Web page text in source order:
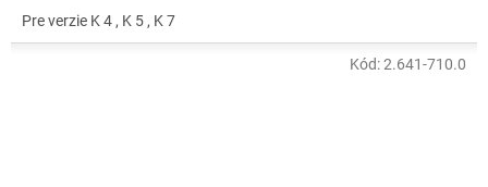
Pre verzie K 4 , K 5 , K 7
Kód:2.641-710.0